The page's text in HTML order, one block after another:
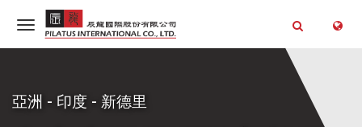
亞洲 - 印度 - 新德里